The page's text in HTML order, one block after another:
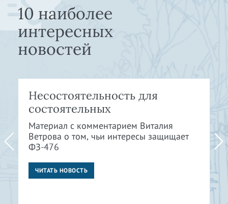
10 наиболее
интересных
новостей
Несостоятельность для
состоятельных
Материал с комментарием Виталия
Ветрова о том, чьи интересы защищает
ФЗ-476
ЧИТАТЬ НОВОСТЬ